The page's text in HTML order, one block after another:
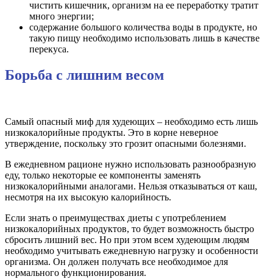
чистить кишечник, организм на ее переработку тратит
много энергии;
содержание большого количества воды в продукте, но
такую пищу необходимо использовать лишь в качестве
перекуса.
Борьба с лишним весом
Самый опасный миф для худеющих – необходимо есть лишь
низкокалорийные продукты. Это в корне неверное
утверждение, поскольку это грозит опасными болезнями.
В ежедневном рационе нужно использовать разнообразную
еду, только некоторые ее компоненты заменять
низкокалорийными аналогами. Нельзя отказываться от каш,
несмотря на их высокую калорийность.
Если знать о преимуществах диеты с употреблением
низкокалорийных продуктов, то будет возможность быстро
сбросить лишний вес. Но при этом всем худеющим людям
необходимо учитывать ежедневную нагрузку и особенности
организма. Он должен получать все необходимое для
нормального функционирования.